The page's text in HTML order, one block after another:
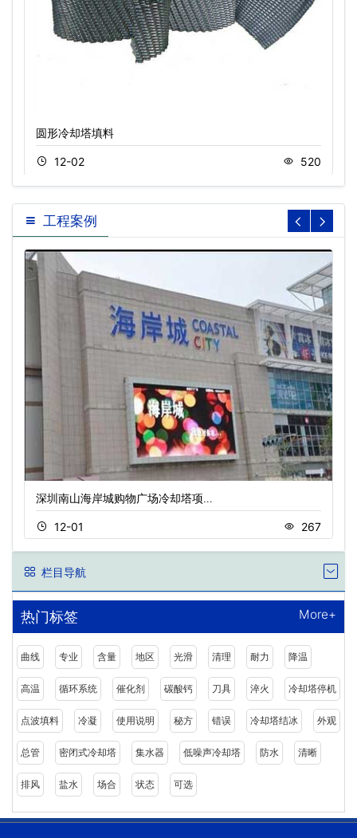
圆形冷却塔填料
12-02 520
工程案例
深圳南山海岸城购物广场冷却塔项…
12-01 267
栏目导航
热门标签 More+
曲线 专业 含量 地区 光滑 清理 耐力 降温
高温 循环系统 催化剂 碳酸钙 刀具 淬火 冷却塔停机
点波填料 冷凝 使用说明 秘方 错误 冷却塔结冰 外观
总管 密闭式冷却塔 集水器 低噪声冷却塔 防水 清晰
排风 盐水 场合 状态 可选